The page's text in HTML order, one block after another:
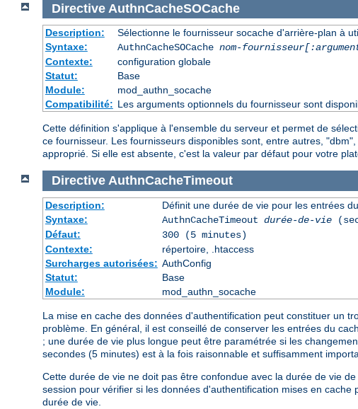
Directive AuthnCacheSOCache
Description:
Sélectionne le fournisseur socache d'arrière-plan à
Syntaxe:
AuthnCacheSOCache nom-
Contexte:
configuration globale
Statut:
Base
Module:
mod_authn_socache
Compatibilité: Les arguments optionnels du fournisseur sont
Cette définition s'applique à l'ensemble du serveur et permet de
ce fournisseur. Les fournisseurs disponibles sont, entre autres,
approprié. Si elle est absente, c'est la valeur par défaut pour votre
Directive AuthnCacheTimeout
Description:
Définit une durée de vie pour les entrées
Syntaxe:
AuthnCacheTimeout durée-de-vie
Défaut:
300 (5 minutes)
Contexte:
répertoire, .htaccess
Surcharges autorisées: AuthConfig
Statut:
Base
Module:
mod_authn_socache
La mise en cache des données d'authentification peut constituer un
problème. En général, il est conseillé de conserver les entrées du
; une durée de vie plus longue peut être paramétrée si les
secondes (5 minutes) est à la fois raisonnable et suffisamment
Cette durée de vie ne doit pas être confondue avec la durée de vie
session pour vérifier si les données d'authentification mises en
durée de vie.